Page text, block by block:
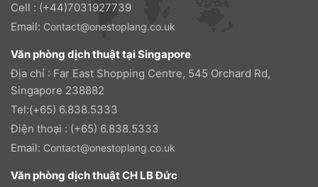
Cell : (+44)7031927739
Email: Contact@onestoplang.co.uk
Văn phòng dịch thuật tại Singapore
Địa chỉ : Far East Shopping Centre, 545 Orchard Rd,
Singapore 238882
Tel:(+65) 6.838.5333
Điện thoại : (+65) 6.838.5333
Email: Contact@onestoplang.co.uk
Văn phòng dịch thuật CH LB Đức